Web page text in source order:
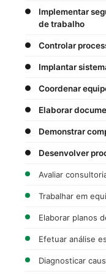
Implementar
de trabalho
Controlar
Implantar
Coordenar
Elaborar
Demonstrar
Desenvolver
Avaliar
Trabalhar em
Elaborar planos
Efetuar análise
Diagnosticar